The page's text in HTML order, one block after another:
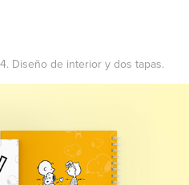
Diseño de interior y dos tapas.​​​​​​​